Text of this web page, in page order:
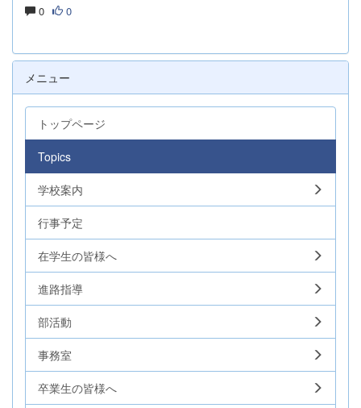
0 0
メニュー
トップページ
Topics
学校案内
行事予定
在学生の皆様へ
進路指導
部活動
事務室
卒業生の皆様へ